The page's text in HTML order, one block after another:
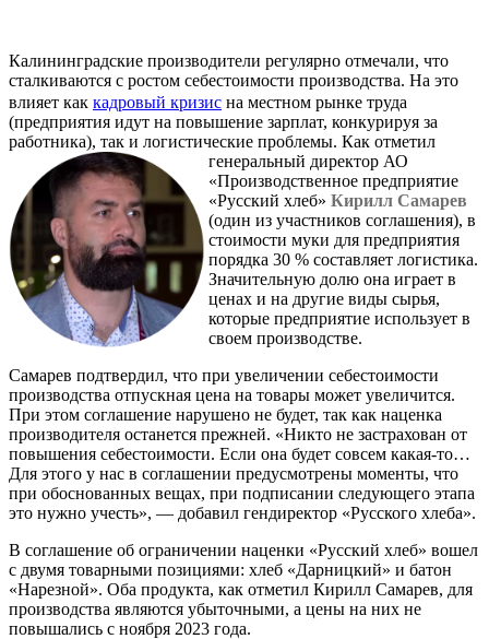
Калининградские производители регулярно отмечали, что
сталкиваются с ростом себестоимости производства. На это
влияет как кадровый кризис на местном рынке труда
(предприятия идут на повышение зарплат, конкурируя за
работника), так и логистические проблемы. Как отметил
генеральный директор АО
«Производственное предприятие
«Русский хлеб» Кирилл Самарев
(один из участников соглашения), в
стоимости муки для предприятия
порядка 30 % составляет логистика.
Значительную долю она играет в
ценах и на другие виды сырья,
которые предприятие использует в
своем производстве.
Самарев подтвердил, что при увеличении себестоимости
производства отпускная цена на товары может увеличится.
При этом соглашение нарушено не будет, так как наценка
производителя останется прежней. «Никто не застрахован от
повышения себестоимости. Если она будет совсем какая-то…
Для этого у нас в соглашении предусмотрены моменты, что
при обоснованных вещах, при подписании следующего этапа
это нужно учесть», — добавил гендиректор «Русского хлеба».
В соглашение об ограничении наценки «Русский хлеб» вошел
с двумя товарными позициями: хлеб «Дарницкий» и батон
«Нарезной». Оба продукта, как отметил Кирилл Самарев, для
производства являются убыточными, а цены на них не
повышались с ноября 2023 года.